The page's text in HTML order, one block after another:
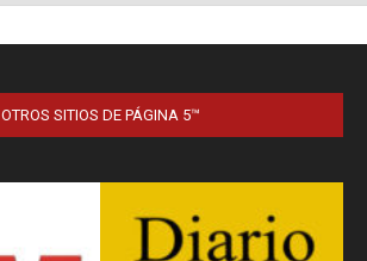
OTROS SITIOS DE PÁGINA 5™